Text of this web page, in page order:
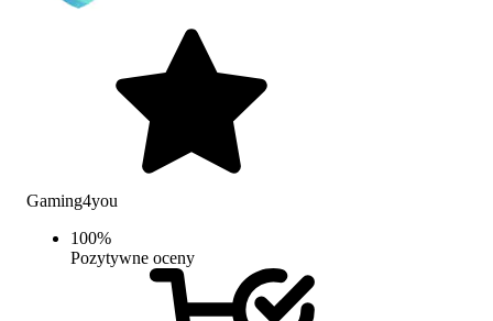
Gaming4you
100%
Pozytywne oceny